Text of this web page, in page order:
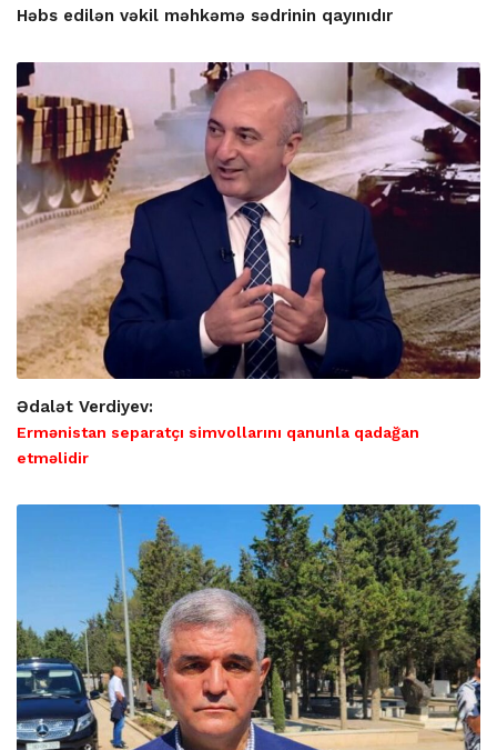
Həbs edilən vəkil məhkəmə sədrinin qayınıdır
Ədalət Verdiyev:
Ermənistan separatçı simvollarını qanunla qadağan
etməlidir